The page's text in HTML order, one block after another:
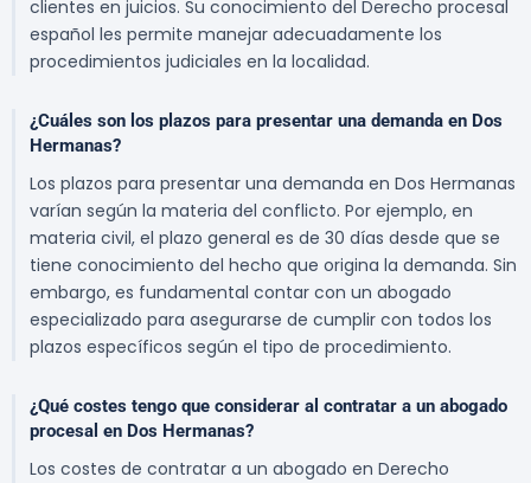
clientes en juicios. Su conocimiento del Derecho procesal
español les permite manejar adecuadamente los
procedimientos judiciales en la localidad.
¿Cuáles son los plazos para presentar una demanda en Dos
Hermanas?
Los plazos para presentar una demanda en Dos Hermanas
varían según la materia del conflicto. Por ejemplo, en
materia civil, el plazo general es de 30 días desde que se
tiene conocimiento del hecho que origina la demanda. Sin
embargo, es fundamental contar con un abogado
especializado para asegurarse de cumplir con todos los
plazos específicos según el tipo de procedimiento.
¿Qué costes tengo que considerar al contratar a un abogado
procesal en Dos Hermanas?
Los costes de contratar a un abogado en Derecho